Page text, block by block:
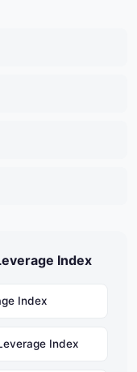
Index
Index
Index